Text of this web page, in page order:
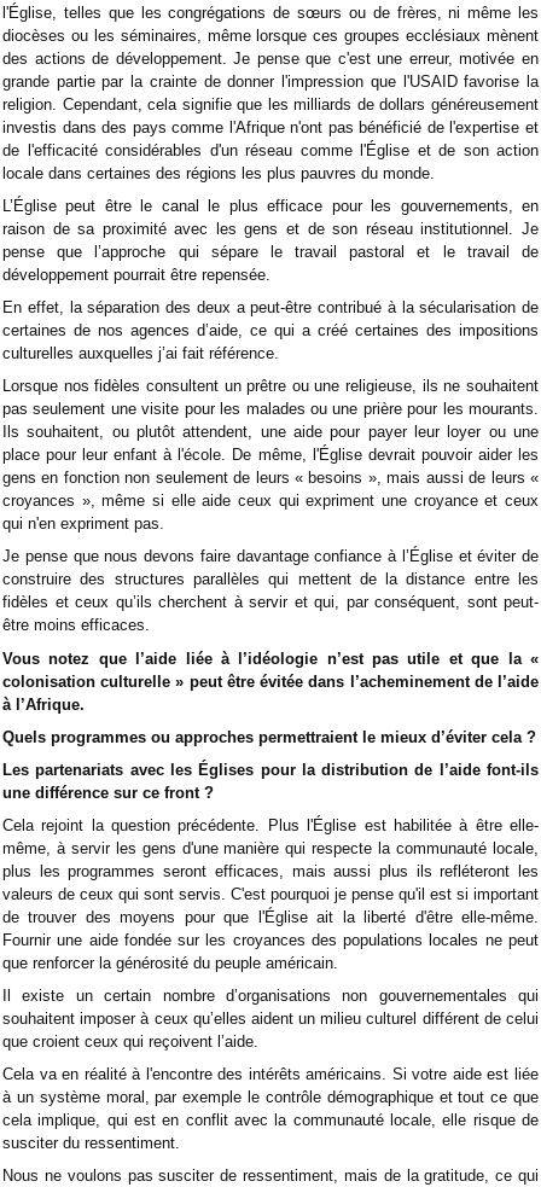
l'Église, telles que les congrégations de sœurs ou de frères, ni même les
diocèses ou les séminaires, même lorsque ces groupes ecclésiaux mènent
des actions de développement. Je pense que c'est une erreur, motivée en
grande partie par la crainte de donner l'impression que l'USAID favorise la
religion. Cependant, cela signifie que les milliards de dollars généreusement
investis dans des pays comme l'Afrique n'ont pas bénéficié de l'expertise et
de l'efficacité considérables d'un réseau comme l'Église et de son action
locale dans certaines des régions les plus pauvres du monde.
L’Église peut être le canal le plus efficace pour les gouvernements, en
raison de sa proximité avec les gens et de son réseau institutionnel. Je
pense que l’approche qui sépare le travail pastoral et le travail de
développement pourrait être repensée.
En effet, la séparation des deux a peut-être contribué à la sécularisation de
certaines de nos agences d’aide, ce qui a créé certaines des impositions
culturelles auxquelles j’ai fait référence.
Lorsque nos fidèles consultent un prêtre ou une religieuse, ils ne souhaitent
pas seulement une visite pour les malades ou une prière pour les mourants.
Ils souhaitent, ou plutôt attendent, une aide pour payer leur loyer ou une
place pour leur enfant à l'école. De même, l'Église devrait pouvoir aider les
gens en fonction non seulement de leurs « besoins », mais aussi de leurs «
croyances », même si elle aide ceux qui expriment une croyance et ceux
qui n'en expriment pas.
Je pense que nous devons faire davantage confiance à l’Église et éviter de
construire des structures parallèles qui mettent de la distance entre les
fidèles et ceux qu’ils cherchent à servir et qui, par conséquent, sont peut-
être moins efficaces.
Vous notez que l’aide liée à l’idéologie n’est pas utile et que la «
colonisation culturelle » peut être évitée dans l’acheminement de l’aide
à l’Afrique.
Quels programmes ou approches permettraient le mieux d’éviter cela ?
Les partenariats avec les Églises pour la distribution de l’aide font-ils
une différence sur ce front ?
Cela rejoint la question précédente. Plus l'Église est habilitée à être elle-
même, à servir les gens d'une manière qui respecte la communauté locale,
plus les programmes seront efficaces, mais aussi plus ils refléteront les
valeurs de ceux qui sont servis. C'est pourquoi je pense qu'il est si important
de trouver des moyens pour que l'Église ait la liberté d'être elle-même.
Fournir une aide fondée sur les croyances des populations locales ne peut
que renforcer la générosité du peuple américain.
Il existe un certain nombre d’organisations non gouvernementales qui
souhaitent imposer à ceux qu’elles aident un milieu culturel différent de celui
que croient ceux qui reçoivent l’aide.
Cela va en réalité à l'encontre des intérêts américains. Si votre aide est liée
à un système moral, par exemple le contrôle démographique et tout ce que
cela implique, qui est en conflit avec la communauté locale, elle risque de
susciter du ressentiment.
Nous ne voulons pas susciter de ressentiment, mais de la gratitude, ce qui